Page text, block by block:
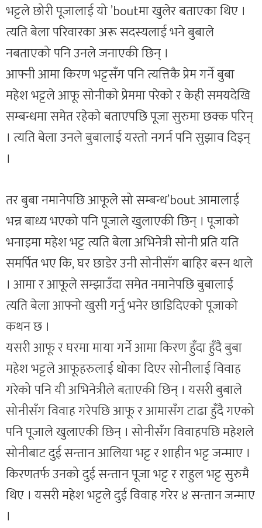
भट्टले छोरी पूजालाई यो ’boutमा खुलेर बताएका थिए ।
त्यति बेला परिवारका अरू सदस्यलाई भने बुबाले
नबताएको पनि उनले जनाएकी छिन् ।
आफ्नी आमा किरण भट्टसँग पनि त्यत्तिकै प्रेम गर्ने बुबा
महेश भट्टले आफू सोनीको प्रेममा परेको र केही समयदेखि
सम्बन्धमा समेत रहेको बताएपछि पूजा सुरुमा छक्क परिन्
। त्यति बेला उनले बुबालाई यस्तो नगर्न पनि सुझाव दिइन्
।
तर बुबा नमानेपछि आफूले सो सम्बन्ध’bout आमालाई
भन्न बाध्य भएको पनि पूजाले खुलाएकी छिन् । पूजाको
भनाइमा महेश भट्ट त्यति बेला अभिनेत्री सोनी प्रति यति
समर्पित भए कि, घर छाडेर उनी सोनीसँग बाहिर बस्न थाले
। आमा र आफूले सम्झाउँदा समेत नमानेपछि बुबालाई
त्यति बेला आफ्नो खुसी गर्नु भनेर छाडिदिएको पूजाको
कथन छ ।
यसरी आफू र घरमा माया गर्ने आमा किरण हुँदा हुँदै बुबा
महेश भट्टले आफूहरुलाई धोका दिएर सोनीलाई विवाह
गरेको पनि यी अभिनेत्रीले बताएकी छिन् । यसरी बुबाले
सोनीसँग विवाह गरेपछि आफू र आमासँग टाढा हुँदै गएको
पनि पूजाले खुलाएकी छिन् । सोनीसँग विवाहपछि महेशले
सोनीबाट दुई सन्तान आलिया भट्ट र शाहीन भट्ट जन्माए ।
किरणतर्फ उनको दुई सन्तान पूजा भट्ट र राहुल भट्ट सुरुमै
थिए । यसरी महेश भट्टले दुई विवाह गरेर ४ सन्तान जन्माए
।